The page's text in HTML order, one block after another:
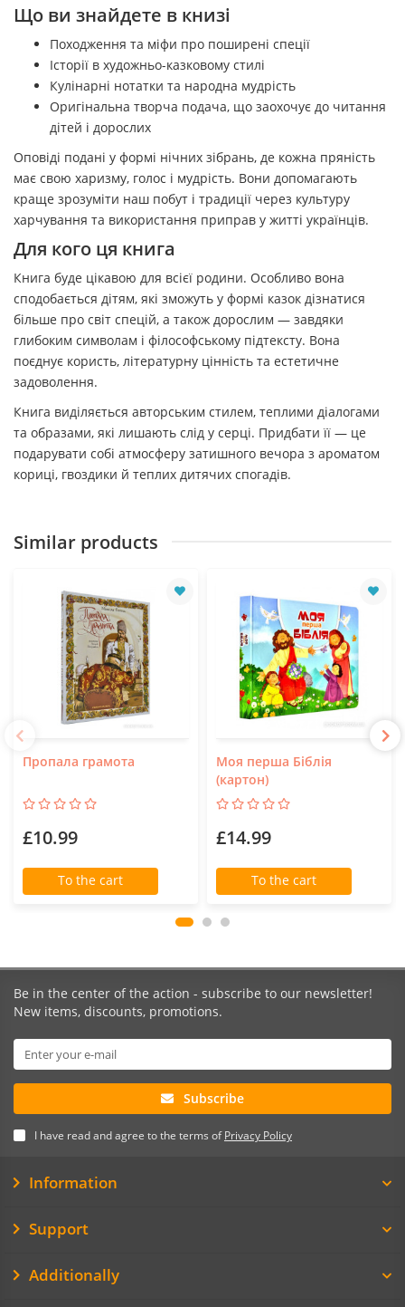
Що ви знайдете в книзі
Походження та міфи про поширені спеції
Історії в художньо-казковому стилі
Кулінарні нотатки та народна мудрість
Оригінальна творча подача, що заохочує до читання
дітей і дорослих
Оповіді подані у формі нічних зібрань, де кожна пряність
має свою харизму, голос і мудрість. Вони допомагають
краще зрозуміти наш побут і традиції через культуру
харчування та використання приправ у житті українців.
Для кого ця книга
Книга буде цікавою для всієї родини. Особливо вона
сподобається дітям, які зможуть у формі казок дізнатися
більше про світ спецій, а також дорослим — завдяки
глибоким символам і філософському підтексту. Вона
поєднує користь, літературну цінність та естетичне
задоволення.
Книга виділяється авторським стилем, теплими діалогами
та образами, які лишають слід у серці. Придбати її — це
подарувати собі атмосферу затишного вечора з ароматом
кориці, гвоздики й теплих дитячих спогадів.
Similar products
Пропала грамота
£10.99
To the cart
Моя перша Біблія
(картон)
£14.99
To the cart
Be in the center of the action - subscribe to our newsletter!
New items, discounts, promotions.
Subscribe
I have read and agree to the terms ofPrivacy Policy
Information
Support
Additionally